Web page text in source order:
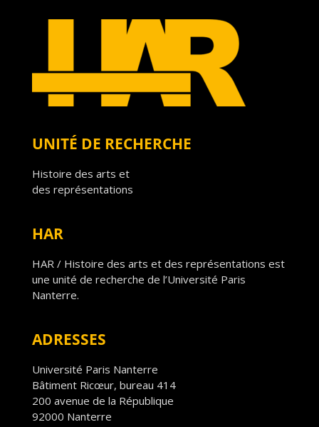
UNITÉ DE RECHERCHE
Histoire des arts et
des représentations
HAR
HAR / Histoire des arts et des représentations est
une unité de recherche de l’Université Paris
Nanterre.
ADRESSES
Université Paris Nanterre
Bâtiment Ricœur, bureau 414
200 avenue de la République
92000 Nanterre